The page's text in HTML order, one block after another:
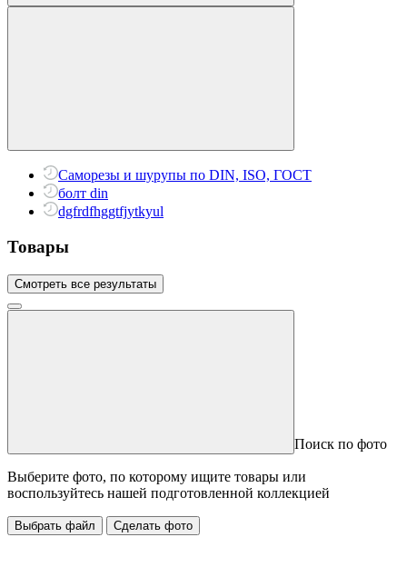
Саморезы и шурупы по DIN, ISO, ГОСТ
болт din
dgfrdfhggtfjytkyul
Товары
Смотреть все результаты
Поиск по фото
Выберите фото, по которому ищите товары или
воспользуйтесь нашей подготовленной коллекцией
Выбрать файл Сделать фото